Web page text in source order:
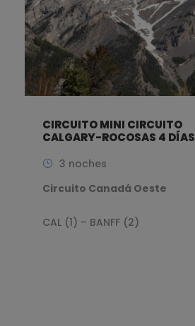
CIRCUITO MINI CIRCUITO
CALGARY-ROCOSAS 4 DÍAS
3 noches
Circuito Canadá Oeste
CAL (1) – BANFF (2)